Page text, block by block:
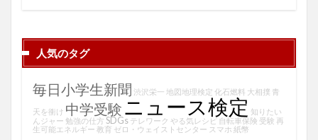
人気のタグ
毎日小学生新聞 渋沢栄一 地図地理検定 化石燃料 大相撲 青
天を衝け 中学受験 ニュース検定 知りたい
んジャー 勉強の仕方 SDGs テレワーク やる気レシピ 自転車保険 受験 再
生可能エネルギー 教育 ゼロ・ウェイストセンター スマホ 紙幣